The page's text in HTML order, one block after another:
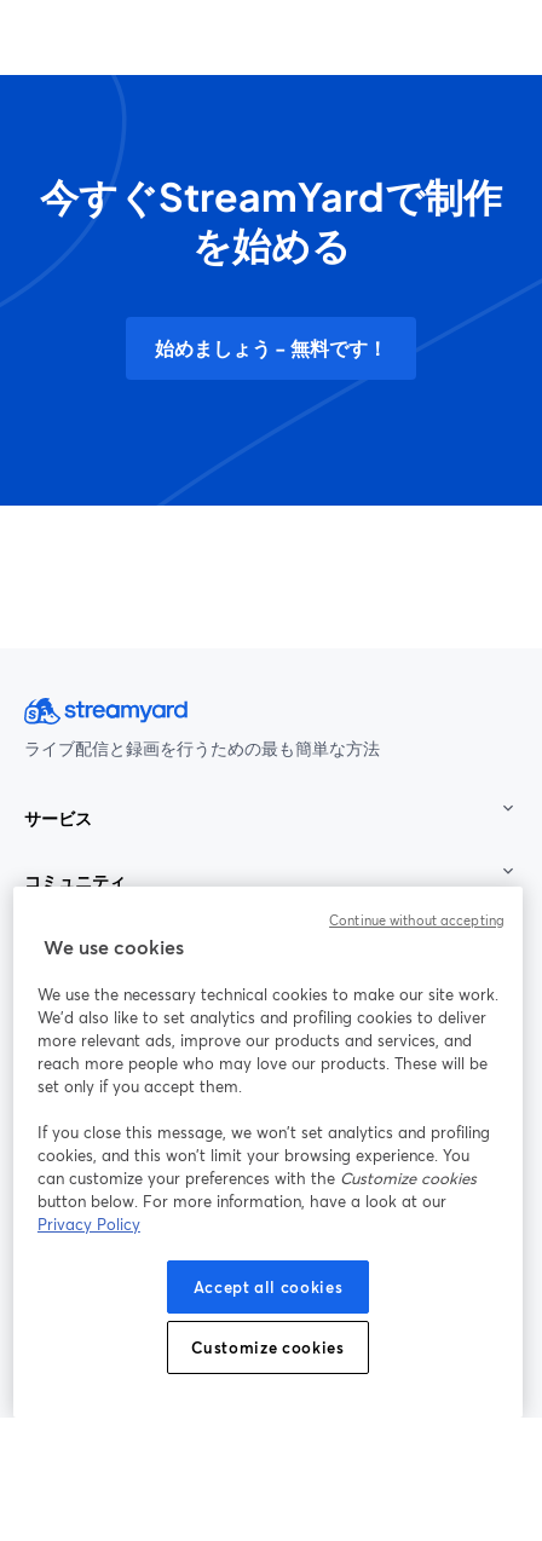
今すぐStreamYardで制作
を始める
始めましょう - 無料です！
ライブ配信と録画を行うための最も簡単な方法
サービス
コミュニティ
StreamYard：
参加する
ライ
ンセ
ミナ
ー
Facebook
新しいタブで開く(Twitter)
YouTube
Instagram
新しいタブで開く
LinkedIn
新しいタブで開く
新しいタブで開く
プラットフォーム利用規約
個人情報保護方針 クッキーポリシー
We use cookies
We use the necessary technical cookies to make our site work.
We'd also like to set analytics and profiling cookies to deliver
more relevant ads, improve our products and services, and
reach more people who may love our products. These will be
set only if you accept them.
If you close this message, we won’t set analytics and profiling
cookies, and this won’t limit your browsing experience. You
can customize your preferences with the Customize cookies
button below. For more information, have a look at our
Privacy Policy
Accept all cookies
Customize cookies
Continue without accepting